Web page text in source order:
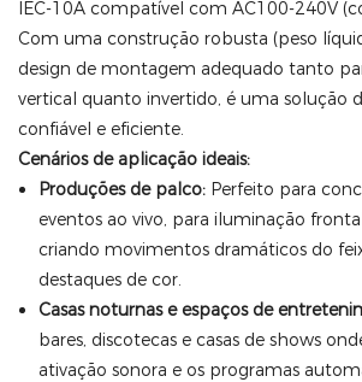
IEC-10A compatível com AC100-240V
Com uma construção robusta (peso
design de montagem adequado tanto
vertical quanto invertido, é uma solução
confiável e eficiente.
Cenários de aplicação ideais:
Produções de palco:Perfeito para
eventos ao vivo, para iluminação
criando movimentos dramáticos do
destaques de cor.
Casas noturnas e espaços de
bares, discotecas e casas de shows
ativação sonora e os programas